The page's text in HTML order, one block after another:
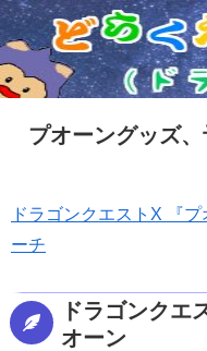
プオーングッズ
ドラゴンクエストX 『
ーチ
ドラゴンクエ
オーン